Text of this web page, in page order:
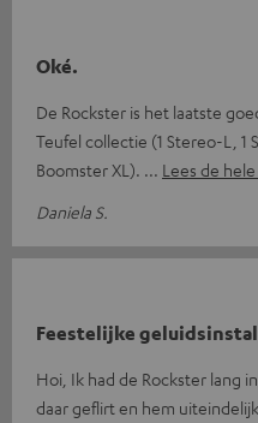
Oké.
De Rockster is het laatste
Teufel collectie (1 Stereo-L, 1
Boomster XL).
Lees de
Daniela S.
Feestelijke
Hoi, Ik had de Rockster lang
daar geflirt en hem